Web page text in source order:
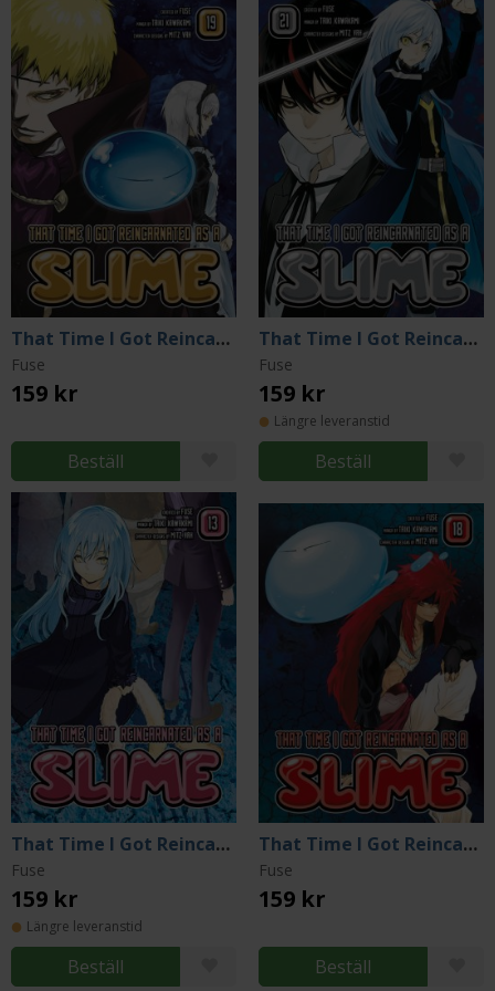
That Time I Got Reincarnated as a Slime 19
Fuse
159 kr
Beställ
That Time I Got Reincarnated as a Slime 21
Fuse
159 kr
Längre leveranstid
Beställ
That Time I Got Reincarnated as a Slime 13
Fuse
159 kr
Längre leveranstid
Beställ
That Time I Got Reincarnated as a Slime 18
Fuse
159 kr
Beställ